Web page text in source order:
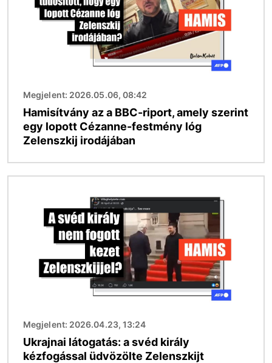
Megjelent: 2026.05.06, 08:42
Hamisítvány az a BBC-riport, amely szerint
egy lopott Cézanne-festmény lóg
Zelenszkij irodájában
Megjelent: 2026.04.23, 13:24
Ukrajnai látogatás: a svéd király
kézfogással üdvözölte Zelenszkijt